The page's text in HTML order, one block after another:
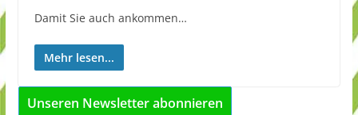
Damit Sie auch ankommen…
Mehr lesen...
Unseren Newsletter abonnieren